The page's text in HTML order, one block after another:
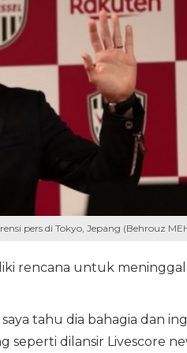
pers di Tokyo, Jepang (Behrouz
rencana untuk
tahu dia bahagia dan
seperti dilansir Livescore